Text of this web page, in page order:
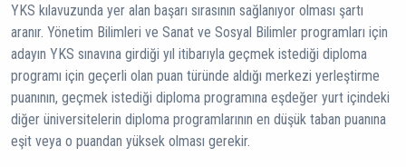
YKS kılavuzunda yer alan başarı sırasının sağlanıyor olması şartı
aranır. Yönetim Bilimleri ve Sanat ve Sosyal Bilimler programları için
adayın YKS sınavına girdiği yıl itibarıyla geçmek istediği diploma
programı için geçerli olan puan türünde aldığı merkezi yerleştirme
puanının, geçmek istediği diploma programına eşdeğer yurt içindeki
diğer üniversitelerin diploma programlarının en düşük taban puanına
eşit veya o puandan yüksek olması gerekir.